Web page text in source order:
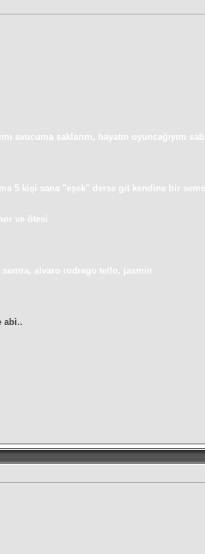
avucuma saklarım, hayatın oyuncağıyım
5 kişi sana "eşek" derse git kendine bir
ve ötesi
alvaro rodrego tello, jasmin
abi..